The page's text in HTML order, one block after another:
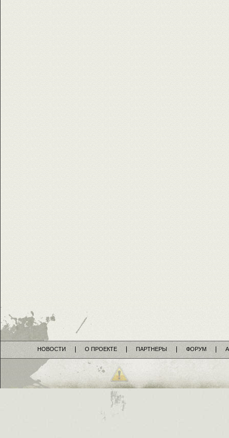
НОВОСТИ О ПРОЕКТЕ ПАРТНЕРЫ ФОРУМ